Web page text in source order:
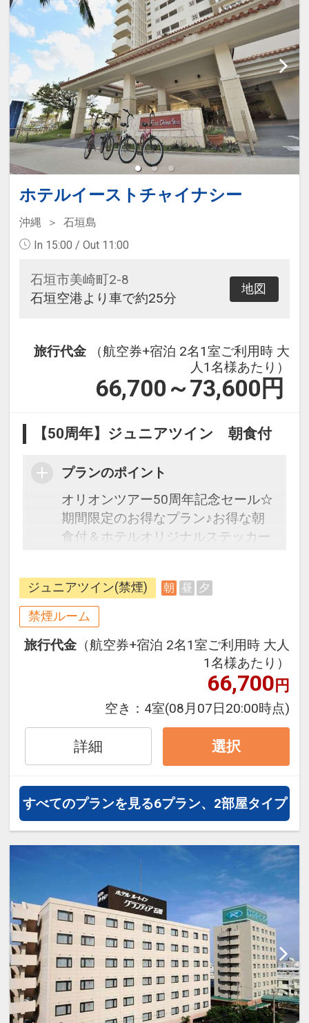
ホテルイーストチャイナシー
沖縄
石垣島
In 15:00 / Out 11:00
石垣市美崎町2-8
石垣空港より車で約25分
地図
旅行代金
（航空券+宿泊 2名1室ご利用時 大
人1名様あたり）
66,700～73,600 円
【50周年】ジュニアツイン 朝食付
プランのポイント
オリオンツアー50周年記念セール☆
期間限定のお得なプラン♪お得な朝
食付＆ホテルオリジナルステッカー
フライトは安心のJAL（またはJAL
グループ）確約！フライトマイル
50%貯まります。
オプションでレンタカーや現地交
通・体験プランなどの追加（同時予
約）が可能なプランもございます。
・ホテルから離島ターミナルまで徒
ジュニアツイン(禁煙) 朝 昼 夕
禁煙ルーム
旅行代金 （航空券+宿泊 2名1室ご利用時 大人
1名様あたり）
66,700円
空き： 4室(08月07日20:00時点)
詳細 選択
すべてのプランを見る6プラン、2部屋タイプ